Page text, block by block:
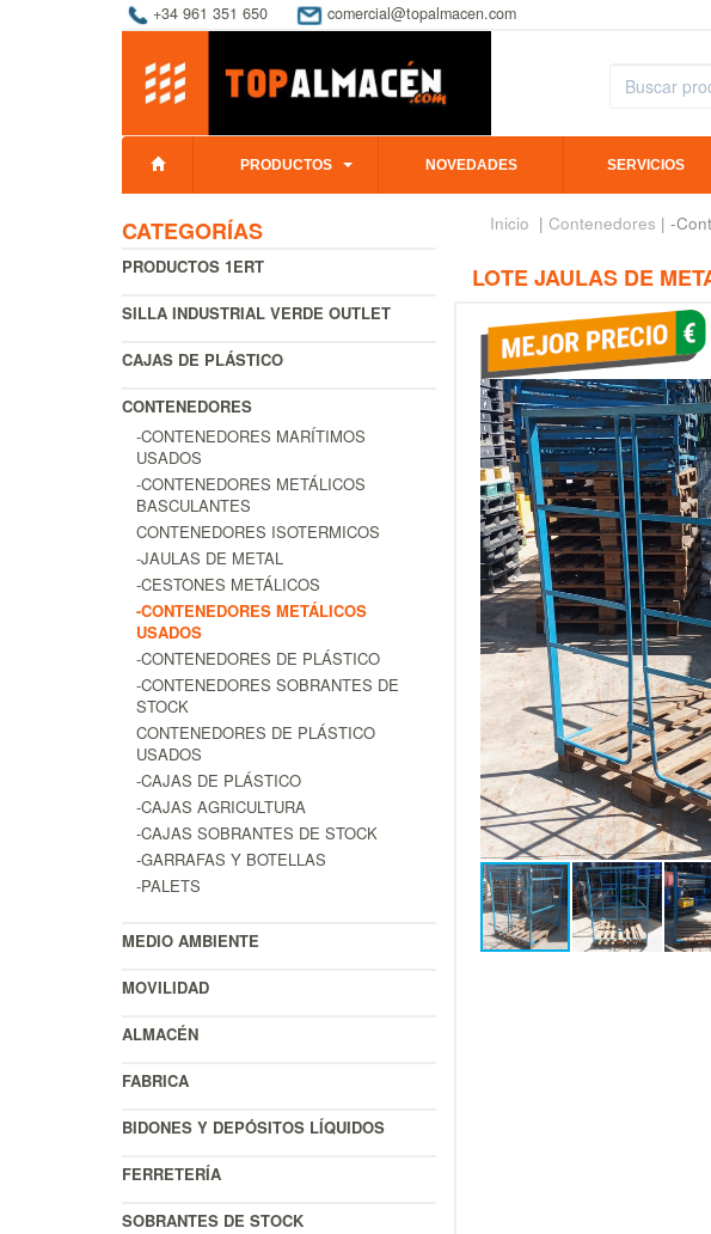
+34 961 351 650 comercial@topalmacen.com
PRODUCTOS NOVEDADES SERVICIOS
CATEGORÍAS
PRODUCTOS 1ERT
SILLA INDUSTRIAL VERDE OUTLET
CAJAS DE PLÁSTICO
CONTENEDORES
-CONTENEDORES MARÍTIMOS
USADOS
-CONTENEDORES METÁLICOS
BASCULANTES
CONTENEDORES ISOTERMICOS
-JAULAS DE METAL
-CESTONES METÁLICOS
-CONTENEDORES METÁLICOS
USADOS
-CONTENEDORES DE PLÁSTICO
-CONTENEDORES SOBRANTES DE
STOCK
CONTENEDORES DE PLÁSTICO
USADOS
-CAJAS DE PLÁSTICO
-CAJAS AGRICULTURA
-CAJAS SOBRANTES DE STOCK
-GARRAFAS Y BOTELLAS
-PALETS
MEDIO AMBIENTE
MOVILIDAD
ALMACÉN
FABRICA
BIDONES Y DEPÓSITOS LÍQUIDOS
FERRETERÍA
SOBRANTES DE STOCK
Inicio | Contenedores | -
LOTE JAULAS DE